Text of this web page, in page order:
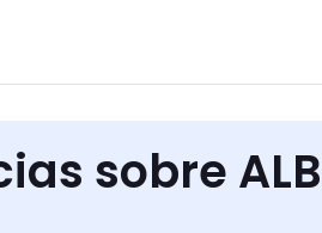
sobre